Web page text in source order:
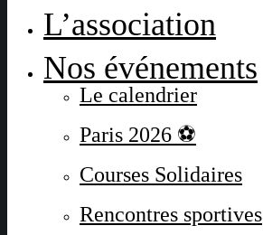
L’association
Nos événements
Le calendrier
Paris 2026 ⚽
Courses Solidaires
Rencontres sportives